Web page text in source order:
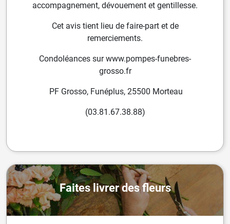
accompagnement, dévouement et gentillesse.
Cet avis tient lieu de faire-part et de
remerciements.
Condoléances sur www.pompes-funebres-
grosso.fr
PF Grosso, Funéplus, 25500 Morteau
(03.81.67.38.88)
Faites livrer des fleurs